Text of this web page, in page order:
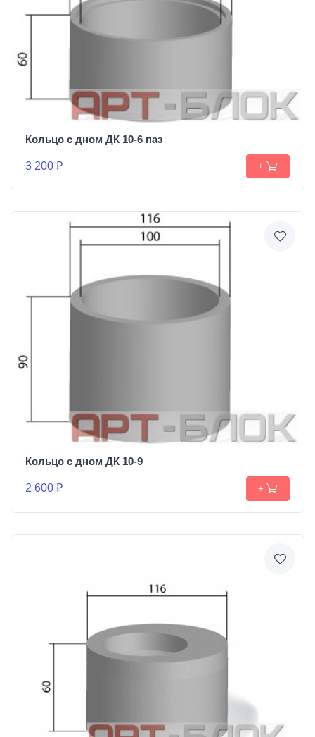
Кольцо с дном ДК 10-6 паз
3 200 ₽ +
Кольцо с дном ДК 10-9
2 600 ₽ +